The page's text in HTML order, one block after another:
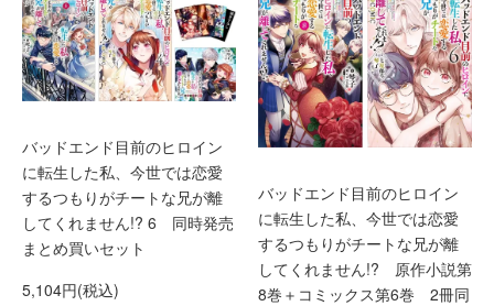
バッドエンド目前のヒロイン
に転生した私、今世では恋愛
するつもりがチートな兄が離
してくれません!? 6 同時発売
まとめ買いセット
5,104円(税込)
バッドエンド目前のヒロイン
に転生した私、今世では恋愛
するつもりがチートな兄が離
してくれません!? 原作小説第
8巻＋コミックス第6巻 2冊同